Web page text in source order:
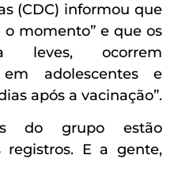
(CDC) informou que
o momento” e que os
leves, ocorrem
em adolescentes e
após a vacinação”.
do grupo estão
registros. E a gente,